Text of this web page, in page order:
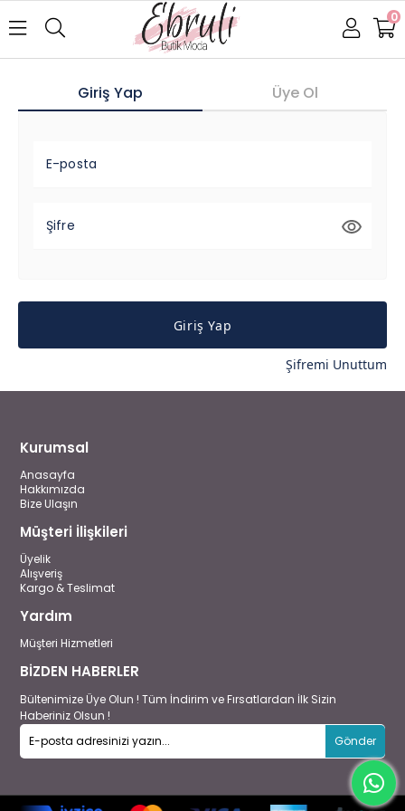
0
Giriş Yap Üye Ol
E-posta
Şifre
Giriş Yap
Şifremi Unuttum
Kurumsal
Anasayfa
Hakkımızda
Bize Ulaşın
Müşteri İlişkileri
Üyelik
Alışveriş
Kargo & Teslimat
Yardım
Müşteri Hizmetleri
BİZDEN HABERLER
Bültenimize Üye Olun ! Tüm İndirim ve Fırsatlardan İlk Sizin
Haberiniz Olsun !
Gönder